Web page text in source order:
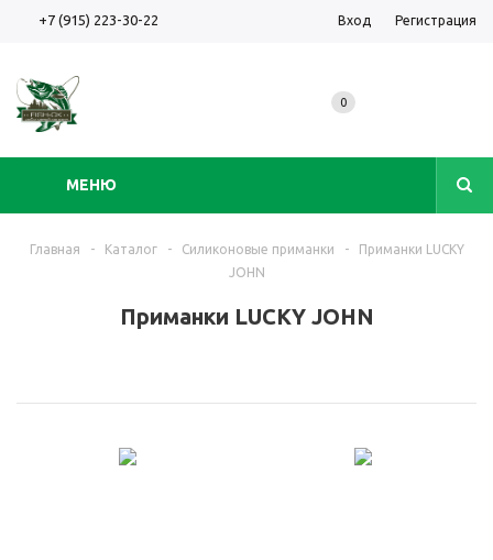
+7 (915) 223-30-22 Вход Регистрация
МЕНЮ
0
Главная - Каталог - Силиконовые приманки -
Приманки LUCKY
JOHN
Приманки LUCKY JOHN